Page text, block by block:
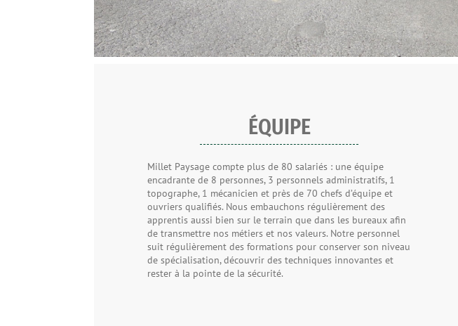
ÉQUIPE
Millet Paysage compte plus de 80 salariés : une équipe
encadrante de 8 personnes, 3 personnels administratifs, 1
topographe, 1 mécanicien et près de 70 chefs d’équipe et
ouvriers qualifiés. Nous embauchons régulièrement des
apprentis aussi bien sur le terrain que dans les bureaux afin
de transmettre nos métiers et nos valeurs. Notre personnel
suit régulièrement des formations pour conserver son niveau
de spécialisation, découvrir des techniques innovantes et
rester à la pointe de la sécurité.